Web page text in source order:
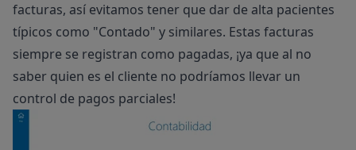
facturas, así evitamos tener que dar de alta pacientes
típicos como "Contado" y similares. Estas facturas
siempre se registran como pagadas, ¡ya que al no
saber quien es el cliente no podríamos llevar un
control de pagos parciales!